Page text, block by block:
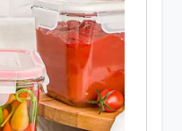
سرویس های
چینی زرین
قاشق و چنگال